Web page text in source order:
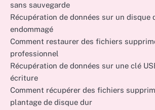
sans sauvegarde
Récupération de données sur un disque
endommagé
Comment restaurer des fichiers
professionnel
Récupération de données sur une clé
écriture
Comment récupérer des fichiers
plantage de disque dur